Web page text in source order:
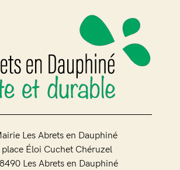
Les Abrets en Dauphiné
place Éloi Cuchet Chéruzel
Les Abrets en Dauphiné